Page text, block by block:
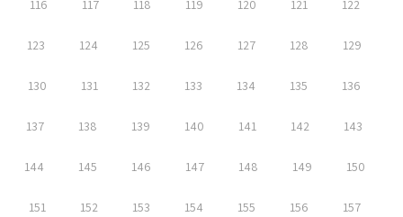
116 117 118 119 120 121 122
123 124 125 126 127 128 129
130 131 132 133 134 135 136
137 138 139 140 141 142 143
144 145 146 147 148 149 150
151 152 153 154 155 156 157